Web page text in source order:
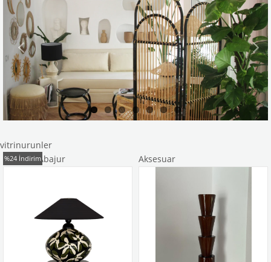
vitrinurunler
Seramik Abajur
%24 İndirim Aksesuar